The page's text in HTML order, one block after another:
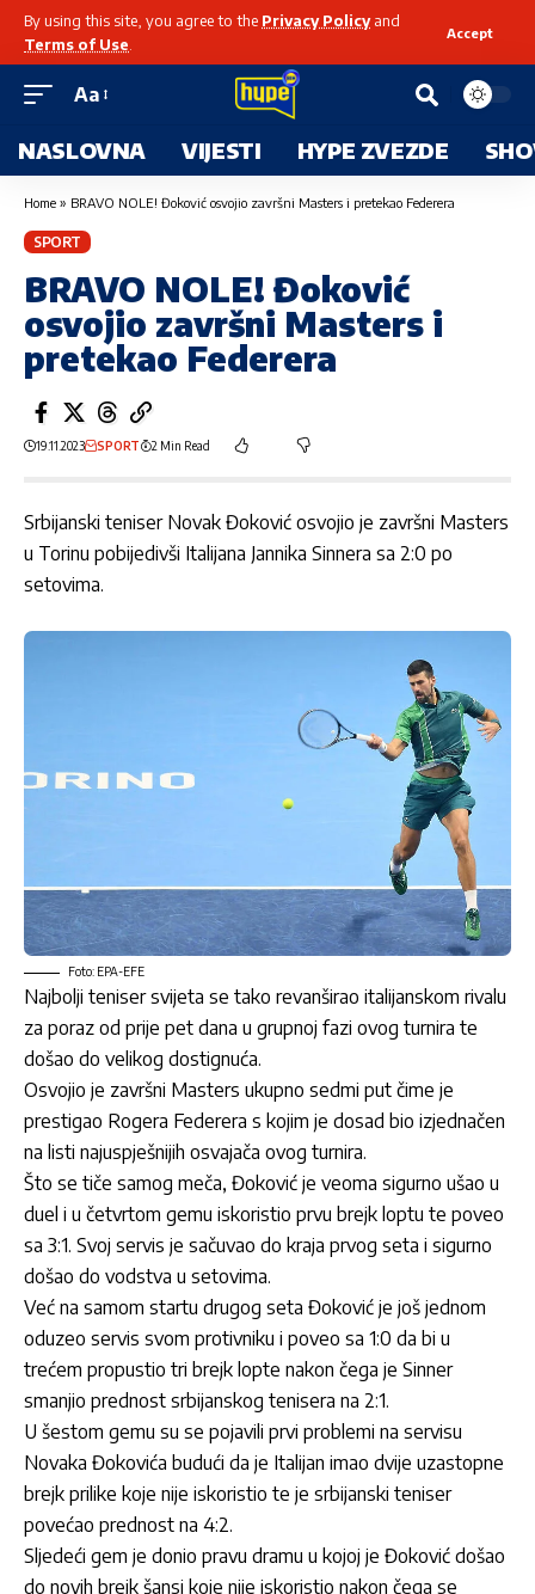
By using this site, you agree to the Privacy Policyand
Terms of Use
Accept
Aa
NASLOVNA VIJESTI HYPE ZVEZDE
Home » BRAVO NOLE! Đoković osvojio završni Masters i pretekao Federera
SPORT
BRAVO NOLE! Đoković
osvojio završni Masters i
pretekao Federera
19.11.2023 SPORT 2 Min Read
Srbijanski teniser Novak Đoković osvojio je završni Masters
u Torinu pobijedivši Italijana Jannika Sinnera sa 2:0 po
setovima.
Foto: EPA-EFE
Najbolji teniser svijeta se tako revanširao italijanskom rivalu
za poraz od prije pet dana u grupnoj fazi ovog turnira te
došao do velikog dostignuća.
Osvojio je završni Masters ukupno sedmi put čime je
prestigao Rogera Federera s kojim je dosad bio izjednačen
na listi najuspješnijih osvajača ovog turnira.
Što se tiče samog meča, Đoković je veoma sigurno ušao u
duel i u četvrtom gemu iskoristio prvu brejk loptu te poveo
sa 3:1. Svoj servis je sačuvao do kraja prvog seta i sigurno
došao do vodstva u setovima.
Već na samom startu drugog seta Đoković je još jednom
oduzeo servis svom protivniku i poveo sa 1:0 da bi u
trećem propustio tri brejk lopte nakon čega je Sinner
smanjio prednost srbijanskog tenisera na 2:1.
U šestom gemu su se pojavili prvi problemi na servisu
Novaka Đokovića budući da je Italijan imao dvije uzastopne
brejk prilike koje nije iskoristio te je srbijanski teniser
povećao prednost na 4:2.
Sljedeći gem je donio pravu dramu u kojoj je Đoković došao
do novih brejk šansi koje nije iskoristio nakon čega se